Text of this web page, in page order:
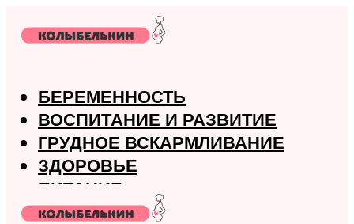
БЕРЕМЕННОСТЬ
ВОСПИТАНИЕ И РАЗВИТИЕ
ГРУДНОЕ ВСКАРМЛИВАНИЕ
ЗДОРОВЬЕ
ПИТАНИЕ
РОДЫ